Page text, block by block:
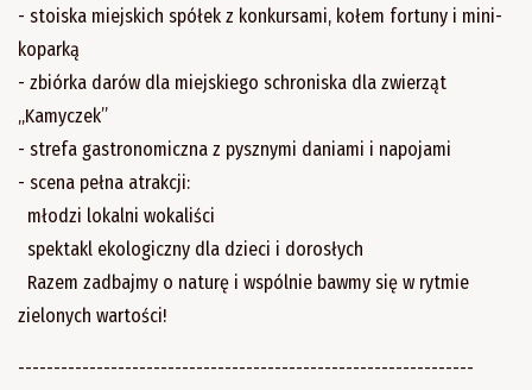
- stoiska miejskich spółek z konkursami, kołem fortuny i mini-
koparką
- zbiórka darów dla miejskiego schroniska dla zwierząt
„Kamyczek”
- strefa gastronomiczna z pysznymi daniami i napojami
- scena pełna atrakcji:
młodzi lokalni wokaliści
spektakl ekologiczny dla dzieci i dorosłych
Razem zadbajmy o naturę i wspólnie bawmy się w rytmie
zielonych wartości!
----------------------------------------------------------------